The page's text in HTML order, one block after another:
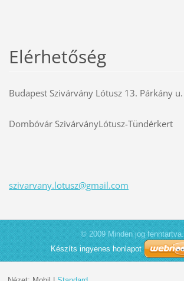
Elérhetőség
Budapest Szivárvány Lótusz 13. Párkány u.
Dombóvár SzivárványLótusz-Tündérkert
szivarvany.lotusz@gmail.com
© 2009 Minden jog fenntartva.
Készíts ingyenes honlapot